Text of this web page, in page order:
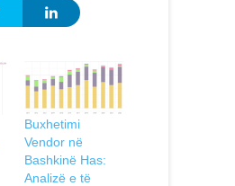
Buxhetimi
Vendor në
Bashkinë Has:
Analizë e të